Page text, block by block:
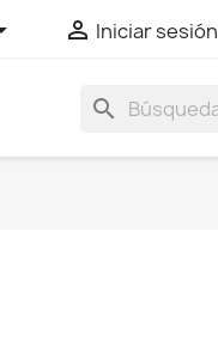
 Iniciar sesión
search